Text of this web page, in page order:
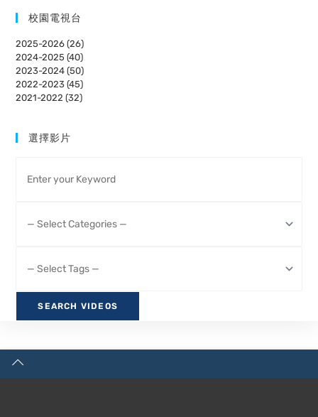
校園電視台
2025-2026 (26)
2024-2025 (40)
2023-2024 (50)
2022-2023 (45)
2021-2022 (32)
選擇影片